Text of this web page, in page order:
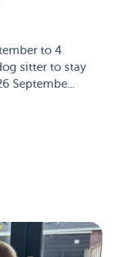
to 4
sitter to stay
Septembe...